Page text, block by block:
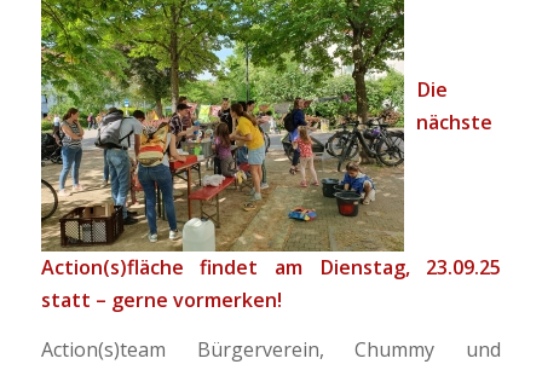
Die
nächste
Action(s)fläche findet am Dienstag, 23.09.25
statt – gerne vormerken!
Action(s)team Bürgerverein, Chummy und